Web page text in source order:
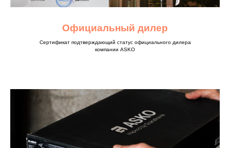
Официальный дилер
Сертификат подтверждающий статус официального дилера
компании ASKO